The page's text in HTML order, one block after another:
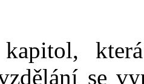
která
se